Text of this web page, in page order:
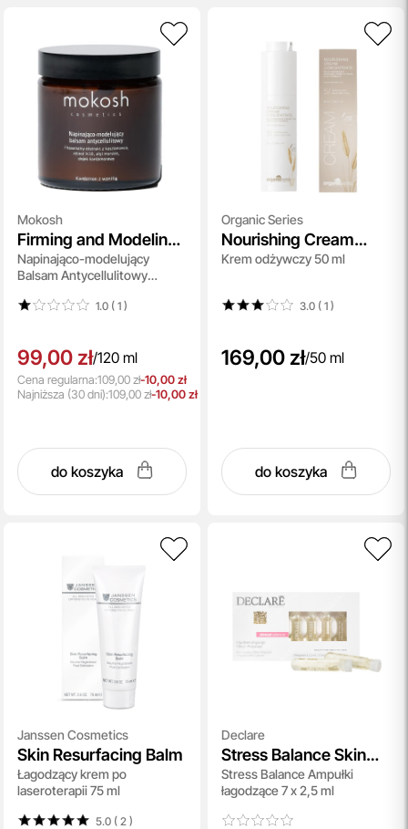
Mokosh
Firming and Modeling
Anti-Cellulite Balm
Cardamom with
Vanilla
Napinająco-modelujący
Balsam Antycellulitowy
1.0 ( 1)
99,00 zł/120 ml
Cena regularna:109,00 zł-10,00 zł
Najniższa (30 dni):109,00 zł-10,00 zł
do koszyka
Organic Series
Nourishing Cream
Concentrate
Krem odżywczy 50 ml
3.0 ( 1)
169,00 zł/50 ml
do koszyka
Janssen Cosmetics
Skin Resurfacing Balm
Łagodzący krem po
laseroterapii 75 ml
5.0 ( 2 )
Declare
Stress Balance Skin
Soothing Effect
Ampoule
Stress Balance Ampułki
łagodzące 7 x 2,5 ml